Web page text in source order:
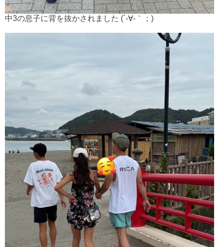
中3の息子に背を抜かされました (´-∀-｀；)